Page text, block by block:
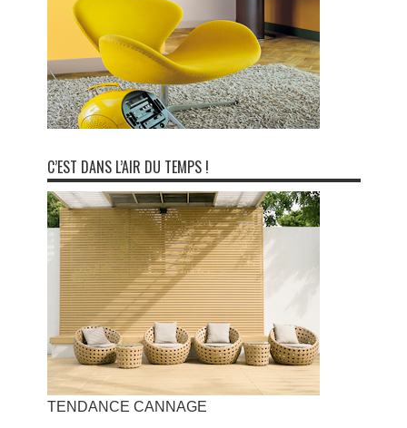
C’EST DANS L’AIR DU TEMPS !
TENDANCE CANNAGE